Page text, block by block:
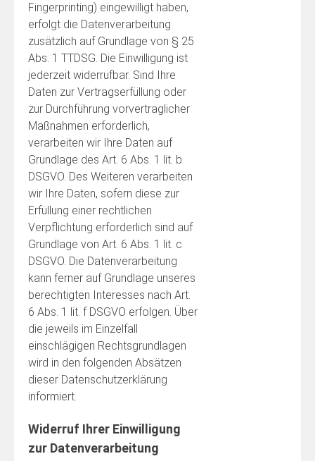
Fingerprinting) eingewilligt haben,
erfolgt die Datenverarbeitung
zusätzlich auf Grundlage von § 25
Abs. 1 TTDSG. Die Einwilligung ist
jederzeit widerrufbar. Sind Ihre
Daten zur Vertragserfüllung oder
zur Durchführung vorvertraglicher
Maßnahmen erforderlich,
verarbeiten wir Ihre Daten auf
Grundlage des Art. 6 Abs. 1 lit. b
DSGVO. Des Weiteren verarbeiten
wir Ihre Daten, sofern diese zur
Erfüllung einer rechtlichen
Verpflichtung erforderlich sind auf
Grundlage von Art. 6 Abs. 1 lit. c
DSGVO. Die Datenverarbeitung
kann ferner auf Grundlage unseres
berechtigten Interesses nach Art.
6 Abs. 1 lit. f DSGVO erfolgen. Über
die jeweils im Einzelfall
einschlägigen Rechtsgrundlagen
wird in den folgenden Absätzen
dieser Datenschutzerklärung
informiert.
Widerruf Ihrer Einwilligung
zur Datenverarbeitung